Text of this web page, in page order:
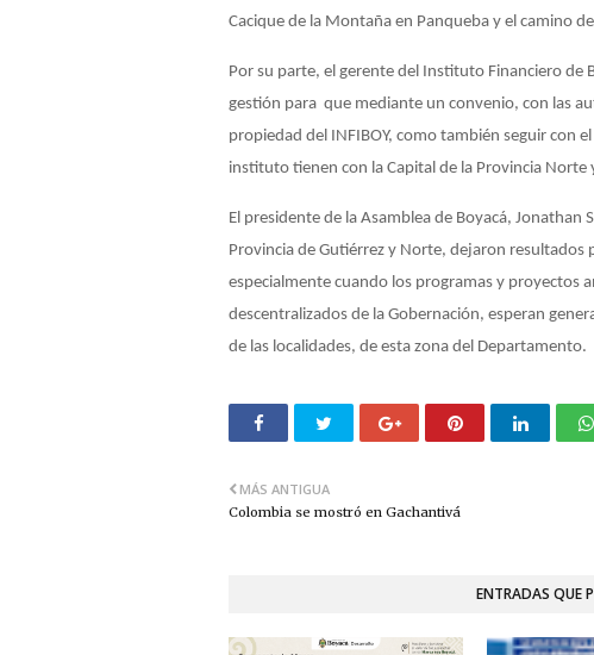
Cacique de la Montaña en Panqueba y el camino
Por su parte, el gerente del Instituto Financiero de
gestión para que mediante un convenio, con las
propiedad del INFIBOY, como también seguir con
instituto tienen con la Capital de la Provincia Norte
El presidente de la Asamblea de Boyacá, Jonathan
Provincia de Gutiérrez y Norte, dejaron
especialmente cuando los programas y proyectos
descentralizados de la Gobernación, esperan
de las localidades, de esta zona del Departamento.
MÁS ANTIGUA
Colombia se mostró en Gachantivá
ENTRADAS QUE